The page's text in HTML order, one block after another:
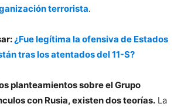
terrorista.
¿Fue legítima la ofensiva de Estados
tras los atentados del 11-S?
planteamientos sobre el Grupo
con Rusia, existen dos teorías. La